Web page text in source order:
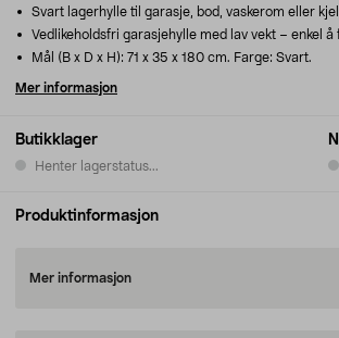
Butikklager
Henter lagerstatus...
Svart lagerhylle til garasje, bod, vaskerom eller
Vedlikeholdsfri garasjehylle med lav vekt – enkel å
Mål (B x D x H): 71 x 35 x 180 cm. Farge: Svart.
Mer informasjon
Produktinformasjon
Mer informasjon